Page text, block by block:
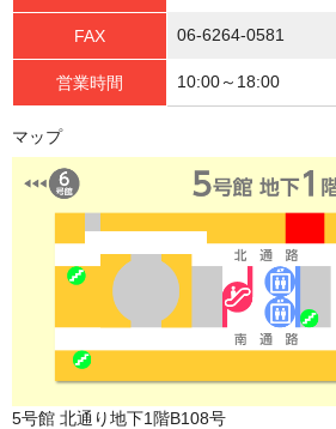
FAX 06-6264-0581
営業時間 10:00～18:00
マップ
5号館 北通り地下1階B108号